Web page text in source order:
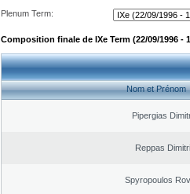
Plenum Term:
Composition finale de IXe Term (22/09/1996 -
Nom et Prénom
Pipergias
Reppas
Spyropoulos